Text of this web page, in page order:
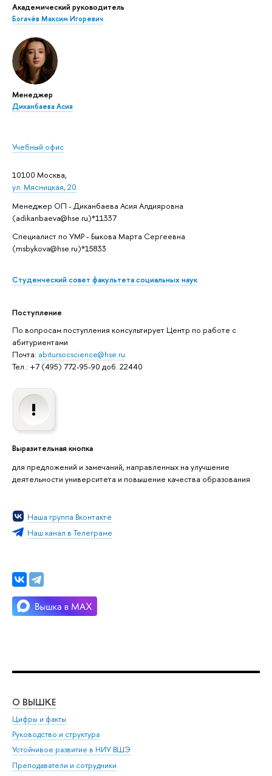
Академический руководитель
Богачёв Максим Игоревич
Менеджер
Диканбаева Асия
Учебный офис
10100 Москва,
ул. Мясницкая, 20
Менеджер ОП - Диканбаева Асия Алдияровна
(adikanbaeva@hse.ru)*11337
Специалист по УМР - Быкова Марта Сергеевна
(msbykova@hse.ru)*15833
Студенческий совет факультета социальных наук
Поступление
По вопросам поступления консультирует Центр по работе с
абитуриентами
Почта: abitursocscience@hse.ru
Тел.: +7 (495) 772-95-90 доб. 22440
Выразительная кнопка
для предложений и замечаний, направленных на улучшение
деятельности университета и повышение качества образования
Наша группа Вконтакте
Наш канал в Телеграме
О ВЫШКЕ
Цифры и факты
Руководство и структура
Устойчивое развитие в НИУ ВШЭ
Преподаватели и сотрудники